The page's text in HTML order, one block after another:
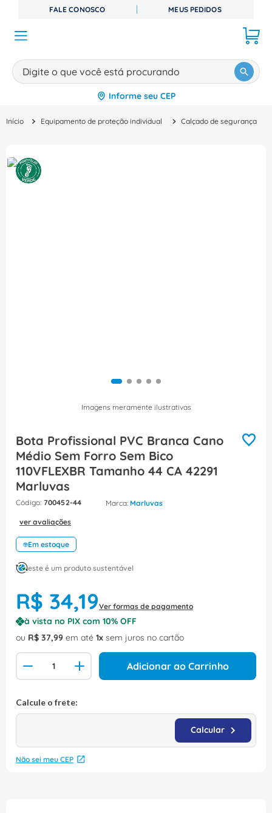
FALE CONOSCO MEUS PEDIDOS
Digite o que você está procurando
Informe seu CEP
Equipamento de proteção individual Calçado de segurança
Imagens meramente ilustrativas
Bota Profissional PVC Branca Cano
Médio Sem Forro Sem Bico
110VFLEXBR Tamanho 44 CA 42291
Marluvas
: 700452-44 Marluvas
ver avaliações
Em estoque
este é um produto sustentável
R$ 34,19Ver formas de pagamento
à vista no PIX com 10% OFF
ou R$ 37,99 em até 1 sem juros no cartão
Adicionar ao Carrinho
Não sei meu CEP
TERMOS MAIS BUSCADOS
º disjuntor
3º